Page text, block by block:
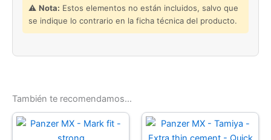
⚠️ Nota: Estos elementos no están incluidos, salvo que
se indique lo contrario en la ficha técnica del producto.
También te recomendamos…